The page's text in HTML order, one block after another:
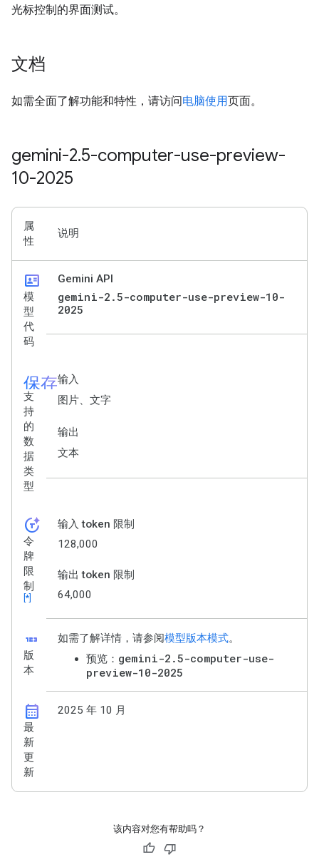
光标控制的界面测试。
文档
如需全面了解功能和特性，请访问电脑使用页面。
gemini-2.5-computer-use-preview-
10-2025
属
性
说明
id_card
模
型
代
码
Gemini API
gemini-2.5-computer-use-preview-10-
2025
保存
支
持
的
数
据
类
型
输入
图片、文字
输出
文本
token_auto
令
牌
限
制
[*]
输入 token 限制
128,000
输出 token 限制
64,000
123
版
本
如需了解详情，请参阅模型版本模式。
预览： gemini-2.5-computer-use-
preview-10-2025
calendar_month
最
新
更
新
2025 年 10 月
该内容对您有帮助吗？